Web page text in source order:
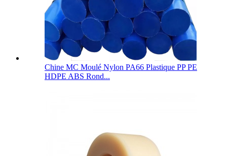
Chine MC Moulé Nylon PA66 Plastique PP PE
HDPE ABS Rond...